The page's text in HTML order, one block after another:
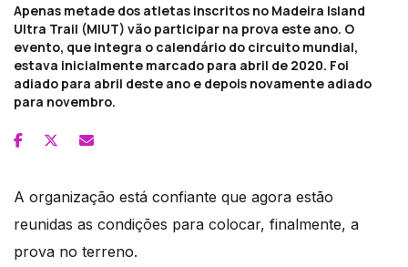
Apenas metade dos atletas inscritos no Madeira Island
Ultra Trail (MIUT) vão participar na prova este ano. O
evento, que integra o calendário do circuito mundial,
estava inicialmente marcado para abril de 2020. Foi
adiado para abril deste ano e depois novamente adiado
para novembro.
A organização está confiante que agora estão
reunidas as condições para colocar, finalmente, a
prova no terreno.